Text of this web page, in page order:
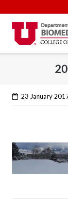
to
content
23 January